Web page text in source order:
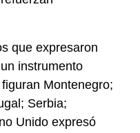
que expresaron
instrumento
Montenegro;
Serbia;
Unido expresó